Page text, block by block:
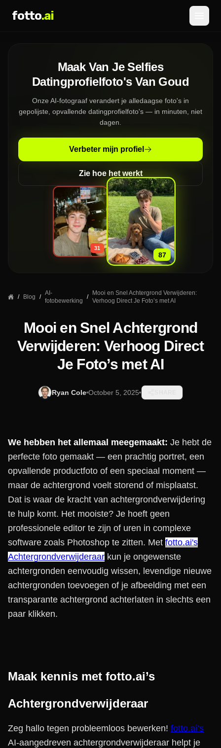
fotto.ai
INLOGGEN AANMELDEN
Maak Van Je Selfies
Datingprofielfoto's Van Goud
Onze AI-fotograaf verandert je alledaagse foto's in
gepolijste, opvallende datingprofielfoto's — in minuten, niet
dagen.
Verbeter mijn profiel
Zie hoe het werkt
31
»
87
/ Blog /
AI-
fotobewerking
/
Mooi en Snel Achtergrond Verwijderen:
Verhoog Direct Je Foto’s met AI
Mooi en Snel Achtergrond
Verwijderen: Verhoog Direct
Je Foto’s met AI
Ryan Cole October 5, 2025
We hebben het allemaal meegemaakt: Je hebt de
perfecte foto gemaakt — een prachtig portret, een
opvallende productfoto of een speciaal moment —
maar de achtergrond voelt storend of misplaatst.
Dat is waar de kracht van achtergrondverwijdering
te hulp komt. Het mooiste? Je hoeft geen
professionele editor te zijn of uren in complexe
software zoals Photoshop te zitten. Met fotto.ai's
Achtergrondverwijderaar kun je ongewenste
achtergronden eenvoudig wissen, levendige nieuwe
achtergronden toevoegen of je afbeelding met een
transparante achtergrond achterlaten in slechts een
paar klikken.
Maak kennis met fotto.ai’s
Achtergrondverwijderaar
Zeg hallo tegen probleemloos bewerken! fotto.ai’s
AI-aangedreven achtergrondverwijderaar helpt je